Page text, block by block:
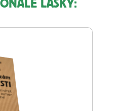
LÁSKY: